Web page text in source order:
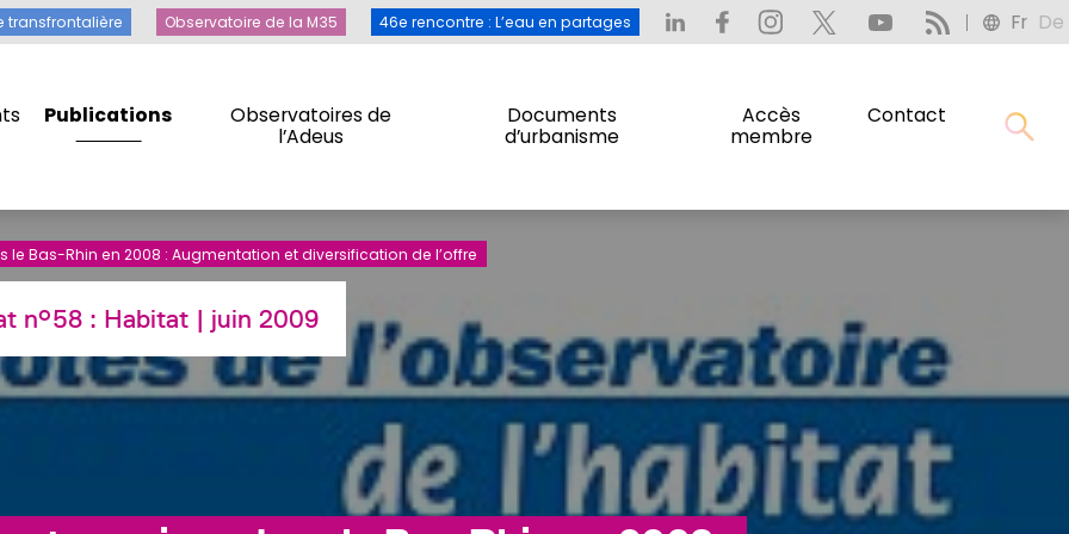
Publications
Observatoires de
l’Adeus
Documents
d’urbanisme
Accès
membre
Contact
transfrontalière Observatoire de la M35 46e rencontre : L’eau en partages Fr De
Toile transfrontalière Observatoire de la M35 46e rencontre : L’eau en partages Fr De
Bas-Rhin en 2008 : Augmentation et diversification de l’offre
n°58 : Habitat| juin 2009